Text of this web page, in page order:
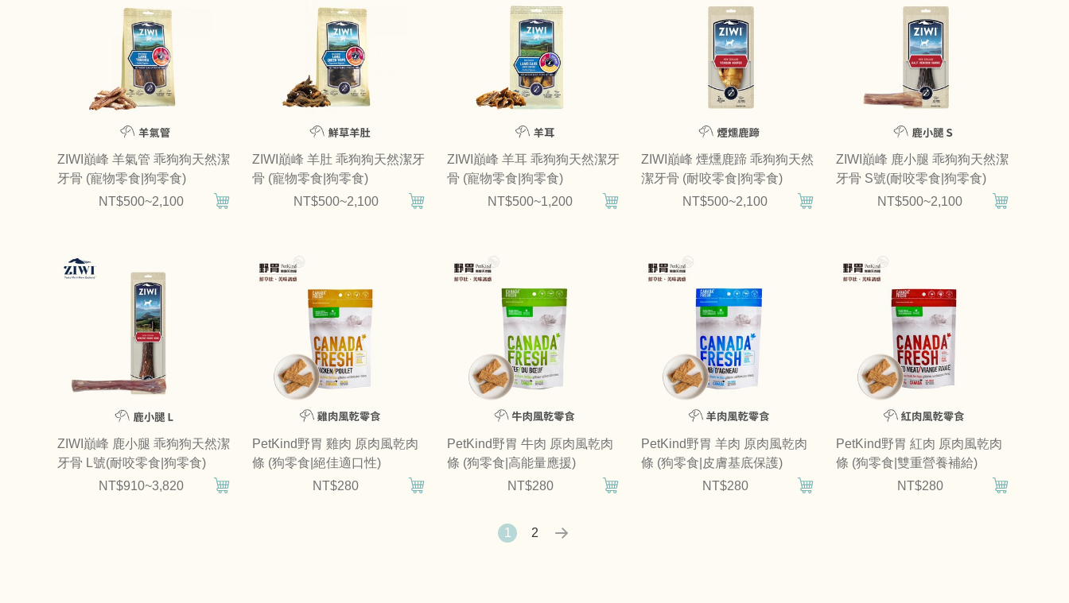
ZIWI巔峰 羊氣管 乖狗狗天然潔
牙骨 (寵物零食|狗零食)
NT$500~2,100
ZIWI巔峰 羊肚 乖狗狗天然潔牙
骨 (寵物零食|狗零食)
NT$500~2,100
ZIWI巔峰 羊耳 乖狗狗天然潔牙
骨 (寵物零食|狗零食)
NT$500~1,200
ZIWI巔峰 煙燻鹿蹄 乖狗狗天然
潔牙骨 (耐咬零食|狗零食)
NT$500~2,100
ZIWI巔峰 鹿小腿 乖狗狗天然潔
牙骨 S號(耐咬零食|狗零食)
NT$500~2,100
ZIWI巔峰 鹿小腿 乖狗狗天然潔
牙骨 L號(耐咬零食|狗零食)
NT$910~3,820
PetKind野胃 雞肉 原肉風乾肉
條 (狗零食|絕佳適口性)
NT$280
PetKind野胃 牛肉 原肉風乾肉
條 (狗零食|高能量應援)
NT$280
PetKind野胃 羊肉 原肉風乾肉
條 (狗零食|皮膚基底保護)
NT$280
PetKind野胃 紅肉 原肉風乾肉
條 (狗零食|雙重營養補給)
NT$280
1 2